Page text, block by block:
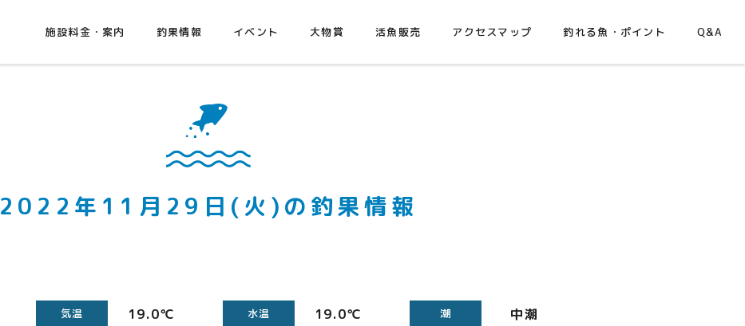
施設料金・案内 釣果情報 イベント 大物賞 活魚販売 アクセスマップ 釣れる魚・ポイント Q&A
2022年11月29日(火)の釣果情報
気温 19.0℃ 水温 19.0℃ 潮 中潮